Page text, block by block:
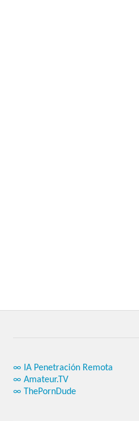
∞ IA Penetración Remota
∞ Amateur.TV
∞ ThePornDude